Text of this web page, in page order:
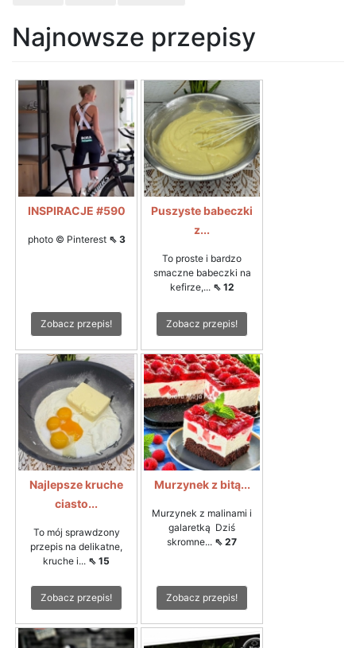
Najnowsze przepisy
INSPIRACJE #590
photo © Pinterest ⇖ 3
Zobacz przepis!
Puszyste babeczki
z...
To proste i bardzo
smaczne babeczki na
kefirze,... ⇖ 12
Zobacz przepis!
Najlepsze kruche
ciasto...
To mój sprawdzony
przepis na delikatne,
kruche i... ⇖ 15
Zobacz przepis!
Murzynek z bitą...
Murzynek z malinami i
galaretką Dziś
skromne... ⇖ 27
Zobacz przepis!